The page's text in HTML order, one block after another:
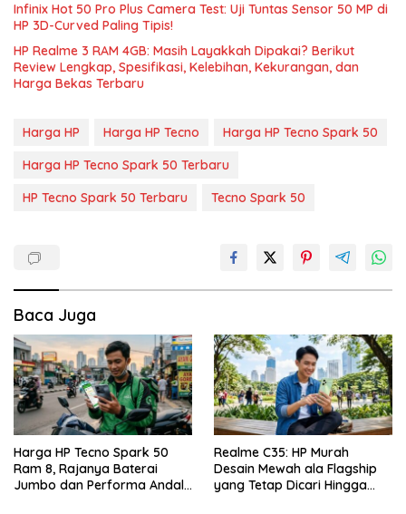
Infinix Hot 50 Pro Plus Camera Test: Uji Tuntas Sensor 50 MP di
HP 3D-Curved Paling Tipis!
HP Realme 3 RAM 4GB: Masih Layakkah Dipakai? Berikut
Review Lengkap, Spesifikasi, Kelebihan, Kekurangan, dan
Harga Bekas Terbaru
Harga HP Harga HP Tecno
Harga HP Tecno Spark 50
Harga HP Tecno Spark 50 Terbaru
HP Tecno Spark 50 Terbaru
Tecno Spark 50
Baca Juga
Harga HP Tecno Spark 50
Ram 8, Rajanya Baterai
Jumbo dan Performa Andal
Realme C35: HP Murah
Desain Mewah ala Flagship
yang Tetap Dicari Hingga